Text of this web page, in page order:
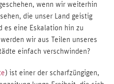
wenn wir weiterhin
die unser Land geistig
es eine Eskalation hin zu
wir aus Teilen unseres
einfach verschwinden?
) ist einer der scharfzüngigen,